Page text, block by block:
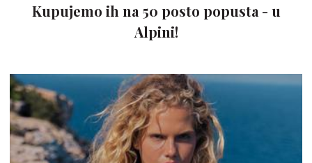
Kupujemo ih na 50 posto popusta - u
Alpini!